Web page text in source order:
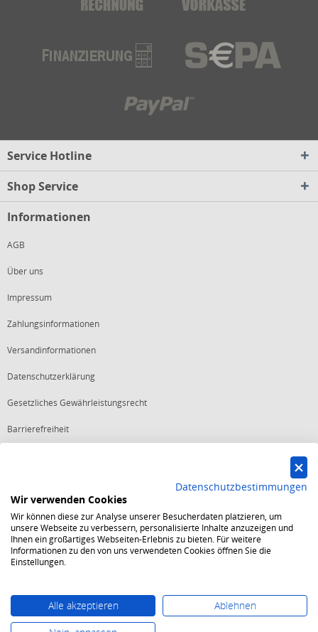
Service Hotline
Shop Service
Informationen
AGB
Über uns
Impressum
Zahlungsinformationen
Versandinformationen
Datenschutzerklärung
Gesetzliches Gewährleistungsrecht
Barrierefreiheit
Starker Service
Shops mit dem Excellent Shop Award stehen seit mehr als 5,
10, 15 oder 20 Jahren für ein sicheres und angenehmes
Einkaufserlebnis.
Echte Verlässlichkeit
Jede Bestellung ist durch den Trusted Shops Käuferschutz
abgesichert und es gelten strenge Kriterien zum Schutz
persönlicher Daten.
Datenschutzbestimmungen
Wir verwenden Cookies
Wir können diese zur Analyse unserer Besucherdaten platzieren, um
unsere Webseite zu verbessern, personalisierte Inhalte anzuzeigen und
Ihnen ein großartiges Webseiten-Erlebnis zu bieten. Für weitere
Informationen zu den von uns verwendeten Cookies öffnen Sie die
Einstellungen.
Alle akzeptieren
Ablehnen